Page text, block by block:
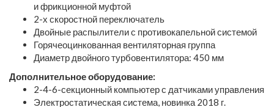
и фрикционной муфтой
2-х скоростной переключатель
Двойные распылители с противокапельной системой
Горячеоцинкованная вентиляторная группа
Диаметр двойного турбовентилятора: 450 мм
Дополнительное оборудование:
2-4-6-секционный компьютер с датчиками управления
Электростатическая система, новинка 2018 г.